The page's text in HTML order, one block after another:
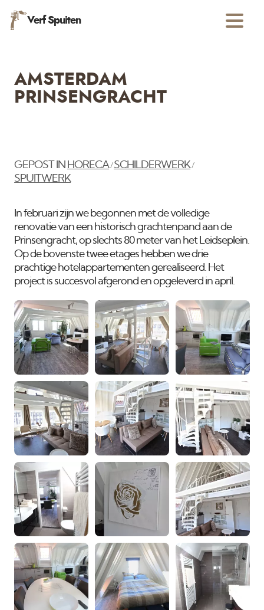
Verf Spuiten
AMSTERDAM
PRINSENGRACHT
GEPOST IN HORECA/SCHILDERWERK/
SPUITWERK
In februari zijn we begonnen met de volledige
renovatie van een historisch grachtenpand aan de
Prinsengracht, op slechts 80 meter van het Leidseplein.
Op de bovenste twee etages hebben we drie
prachtige hotelappartementen gerealiseerd. Het
project is succesvol afgerond en opgeleverd in april.